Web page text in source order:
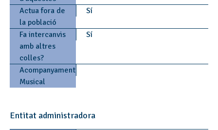
Actua fora de
la població
Sí
Fa intercanvis
amb altres
colles?
Sí
Acompanyament
Musical
Entitat administradora